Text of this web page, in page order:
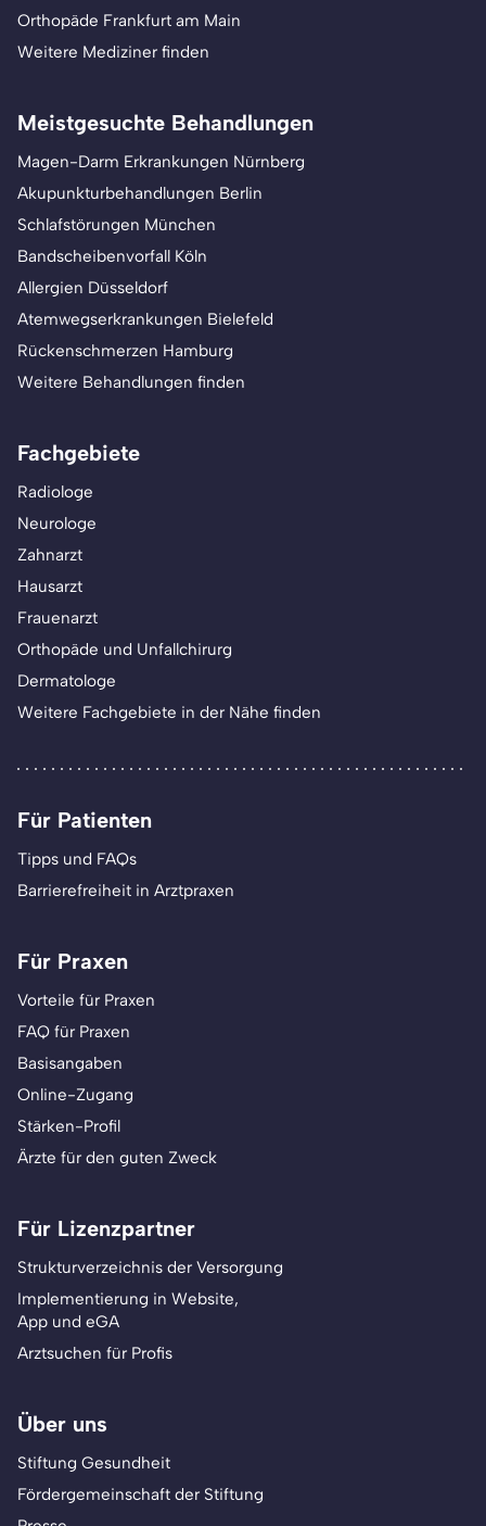
Orthopäde Frankfurt am Main
Weitere Mediziner finden
Meistgesuchte Behandlungen
Magen-Darm Erkrankungen Nürnberg
Akupunkturbehandlungen Berlin
Schlafstörungen München
Bandscheibenvorfall Köln
Allergien Düsseldorf
Atemwegserkrankungen Bielefeld
Rückenschmerzen Hamburg
Weitere Behandlungen finden
Fachgebiete
Radiologe
Neurologe
Zahnarzt
Hausarzt
Frauenarzt
Orthopäde und Unfallchirurg
Dermatologe
Weitere Fachgebiete in der Nähe finden
Für Patienten
Tipps und FAQs
Barrierefreiheit in Arztpraxen
Für Praxen
Vorteile für Praxen
FAQ für Praxen
Basisangaben
Online-Zugang
Stärken-Profil
Ärzte für den guten Zweck
Für Lizenzpartner
Strukturverzeichnis der Versorgung
Implementierung in Website,
App und eGA
Arztsuchen für Profis
Über uns
Stiftung Gesundheit
Fördergemeinschaft der Stiftung